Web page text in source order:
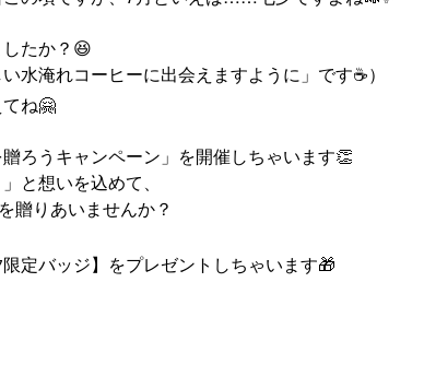
たか？😆
水淹れコーヒーに出会えますように」です☕）
ね🤗
ろうキャンペーン」を開催しちゃいます👏
と想いを込めて、
贈りあいませんか？
定バッジ】をプレゼントしちゃいます🎁